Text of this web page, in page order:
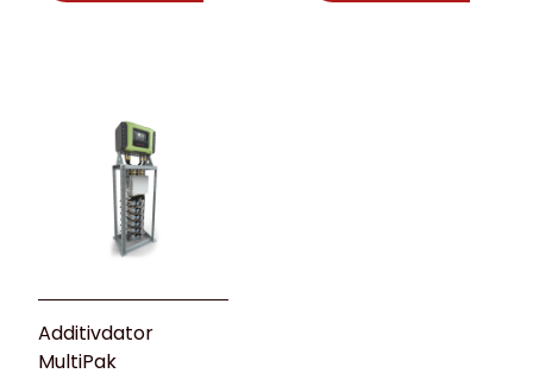
Additivdator
MultiPak